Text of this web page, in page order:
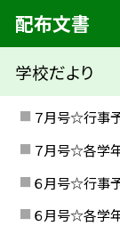
配布文書
学校だより
７月号☆行事
７月号☆各学
６月号☆行事
６月号☆各学